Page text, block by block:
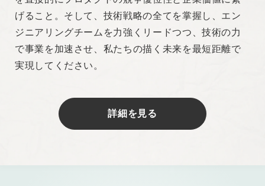
げること。そして、技術戦略の全てを掌握し、エン
ジニアリングチームを力強くリードつつ、技術の力
で事業を加速させ、私たちの描く未来を最短距離で
実現してください。
詳細を見る